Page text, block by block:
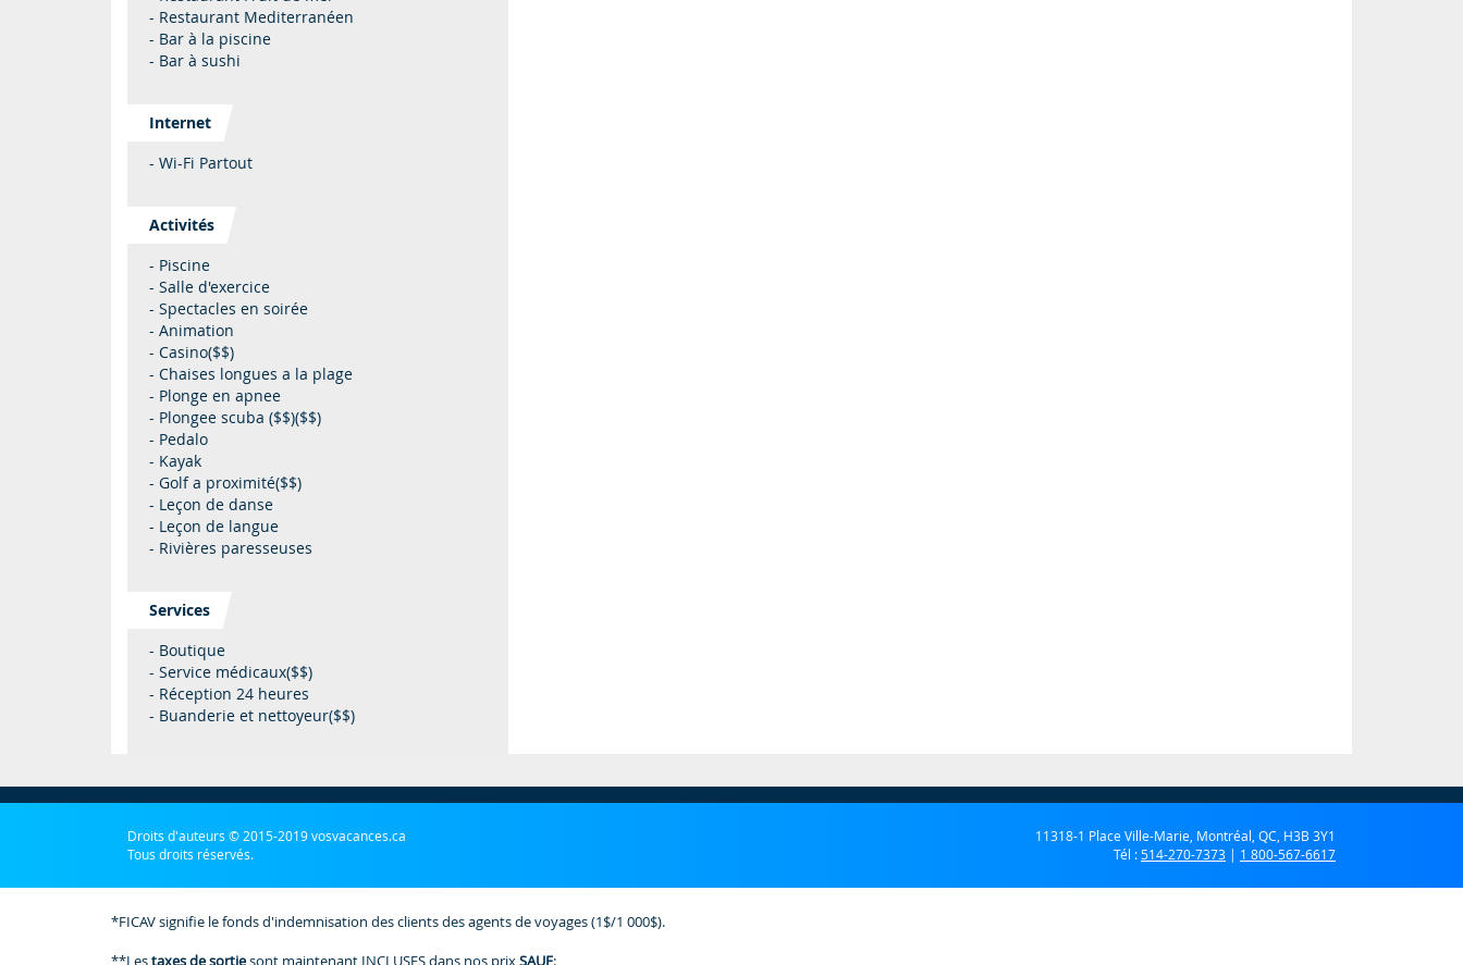
- Restaurant Mediterranéen
- Bar à la piscine
- Bar à sushi
Internet
- Wi-Fi Partout
Activités
- Piscine
- Salle d'exercice
- Spectacles en soirée
- Animation
- Casino($$)
- Chaises longues a la plage
- Plonge en apnee
- Plongee scuba ($$)($$)
- Pedalo
- Kayak
- Golf a proximité($$)
- Leçon de danse
- Leçon de langue
- Rivières paresseuses
Services
- Boutique
- Service médicaux($$)
- Réception 24 heures
- Buanderie et nettoyeur($$)
Droits d'auteurs © 2015-2019 vosvacances.ca
Tous droits réservés.
11318-1 Place Ville-Marie, Montréal, QC, H3B 3Y1
Tél :514-270-7373 | 1 800-567-6617
*FICAV signifie le fonds d'indemnisation des clients des agents de voyages (1$/1 000$).
**Lestaxes de sortiesont maintenant INCLUSES dans nos prixSAUF: